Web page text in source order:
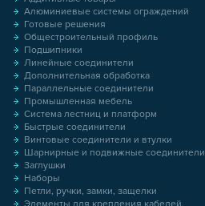
Алюминиевые системы ограждений
Готовые решения
Общестроительный профиль
Подшипники
Линейные соединители
Дополнительная обработка
Параллельные соединители
Промышленная мебель
Система лестниц и платформ
Быстрые соединители
Винтовые соединители и втулки
Шарнирные и подвижные соединители
Заглушки
Наборы
Петли, ручки, замки, защелки